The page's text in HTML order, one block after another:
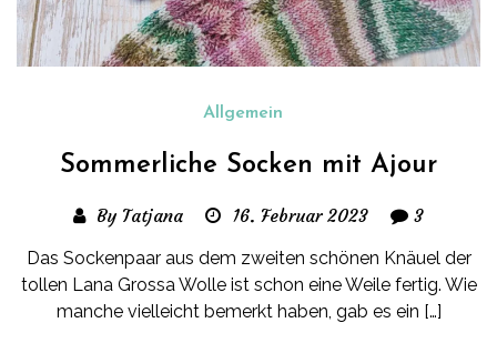
Allgemein
Sommerliche Socken mit Ajour
By Tatjana 16. Februar 2023 3
Das Sockenpaar aus dem zweiten schönen Knäuel der
tollen Lana Grossa Wolle ist schon eine Weile fertig. Wie
manche vielleicht bemerkt haben, gab es ein […]